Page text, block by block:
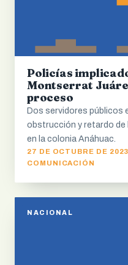
Policías
Montserrat
proceso
Dos servidores públicos
obstrucción y retardo de
en la colonia Anáhuac.
27 DE OCTUBRE DE
COMUNICACIÓN
NACIONAL